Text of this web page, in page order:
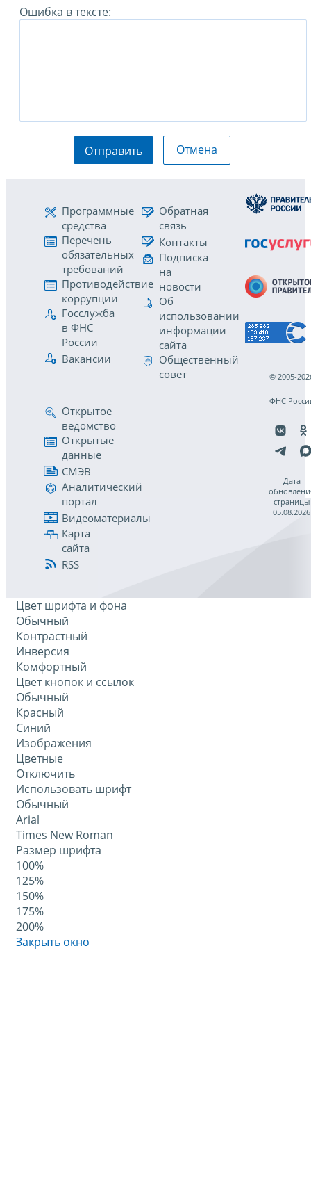
Ошибка в тексте:
Отправить Отмена
Программные
средства
Перечень
обязательных
требований
Противодействие
коррупции
Госслужба
в ФНС
России
Вакансии
Обратная
связь
Контакты
Подписка
на
новости
Об
использовании
информации
сайта
Общественный
совет
Открытое
ведомство
Открытые
данные
СМЭВ
Аналитический
портал
Видеоматериалы
Карта
сайта
RSS
© 2005-
ФНС
Дата
страницы
05.08.2026
Цвет шрифта и фона
Обычный
Контрастный
Инверсия
Комфортный
Цвет кнопок и ссылок
Обычный
Красный
Синий
Изображения
Цветные
Отключить
Использовать шрифт
Обычный
Arial
Times New Roman
Размер шрифта
100%
125%
150%
175%
200%
Закрыть окно